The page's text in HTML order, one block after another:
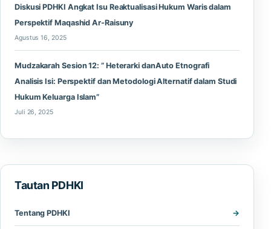
Diskusi PDHKI Angkat Isu Reaktualisasi Hukum Waris dalam
Perspektif Maqashid Ar-Raisuny
Agustus 16, 2025
Mudzakarah Sesion 12: ” Heterarki danAuto Etnografi
Analisis Isi: Perspektif dan Metodologi Alternatif dalam Studi
Hukum Keluarga Islam”
Juli 26, 2025
Tautan PDHKI
Tentang PDHKI